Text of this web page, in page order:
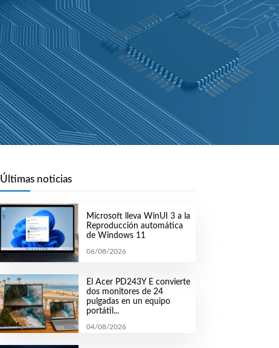
Últimas noticias
Microsoft lleva WinUI 3 a la
Reproducción automática
de Windows 11
06/08/2026
El Acer PD243Y E convierte
dos monitores de 24
pulgadas en un equipo
portátil...
04/08/2026